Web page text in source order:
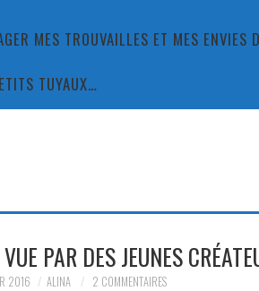
MES TROUVAILLES ET MES
TUYAUX…
PAR DES JEUNES
2016 ALINA 2 COMMENTAIRES